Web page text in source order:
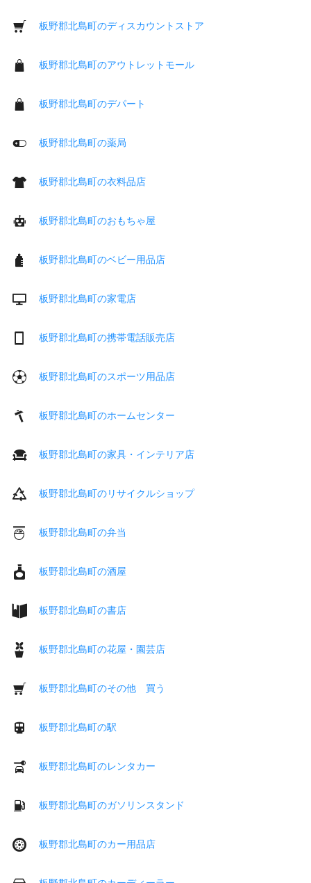
板野郡北島町のディスカウントストア
板野郡北島町のアウトレットモール
板野郡北島町のデパート
板野郡北島町の薬局
板野郡北島町の衣料品店
板野郡北島町のおもちゃ屋
板野郡北島町のベビー用品店
板野郡北島町の家電店
板野郡北島町の携帯電話販売店
板野郡北島町のスポーツ用品店
板野郡北島町のホームセンター
板野郡北島町の家具・インテリア店
板野郡北島町のリサイクルショップ
板野郡北島町の弁当
板野郡北島町の酒屋
板野郡北島町の書店
板野郡北島町の花屋・園芸店
板野郡北島町のその他 買う
板野郡北島町の駅
板野郡北島町のレンタカー
板野郡北島町のガソリンスタンド
板野郡北島町のカー用品店